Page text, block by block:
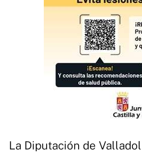
La Diputación de